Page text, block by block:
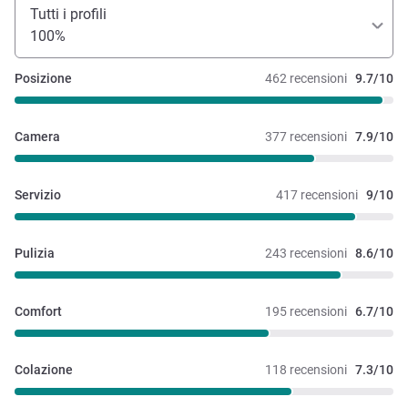
Tutti i profili
100%
462 recensioni 9.7/10
Posizione
377 recensioni 7.9/10
Camera
417 recensioni 9/10
Servizio
243 recensioni 8.6/10
Pulizia
195 recensioni 6.7/10
Comfort
118 recensioni 7.3/10
Colazione